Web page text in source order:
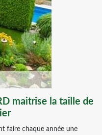
maitrise la taille de
faire chaque année une